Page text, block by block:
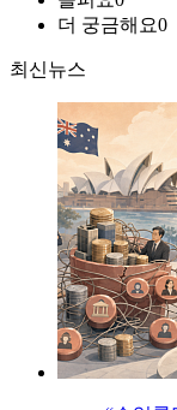
더 궁금해요0
최신뉴스